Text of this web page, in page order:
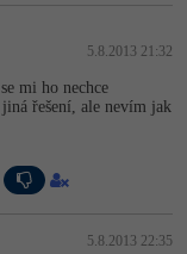
5.8.2013 21:32
mi ho nechce
řešení, ale nevím jak
5.8.2013 22:35